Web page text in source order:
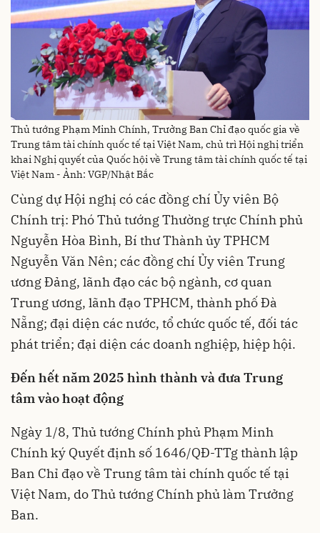
Thủ tướng Phạm Minh Chính, Trưởng Ban Chỉ đạo quốc gia về
Trung tâm tài chính quốc tế tại Việt Nam, chủ trì Hội nghị triển
khai Nghị quyết của Quốc hội về Trung tâm tài chính quốc tế tại
Việt Nam - Ảnh: VGP/Nhật Bắc
Cùng dự Hội nghị có các đồng chí Ủy viên Bộ
Chính trị: Phó Thủ tướng Thường trực Chính phủ
Nguyễn Hòa Bình, Bí thư Thành ủy TPHCM
Nguyễn Văn Nên; các đồng chí Ủy viên Trung
ương Đảng, lãnh đạo các bộ ngành, cơ quan
Trung ương, lãnh đạo TPHCM, thành phố Đà
Nẵng; đại diện các nước, tổ chức quốc tế, đối tác
phát triển; đại diện các doanh nghiệp, hiệp hội.
Đến hết năm 2025 hình thành và đưa Trung
tâm vào hoạt động
Ngày 1/8, Thủ tướng Chính phủ Phạm Minh
Chính ký Quyết định số 1646/QĐ-TTg thành lập
Ban Chỉ đạo về Trung tâm tài chính quốc tế tại
Việt Nam, do Thủ tướng Chính phủ làm Trưởng
Ban.